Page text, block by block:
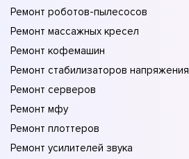
Ремонт роботов-пылесосов
Ремонт массажных кресел
Ремонт кофемашин
Ремонт стабилизаторов напряжения
Ремонт серверов
Ремонт мфу
Ремонт плоттеров
Ремонт усилителей звука